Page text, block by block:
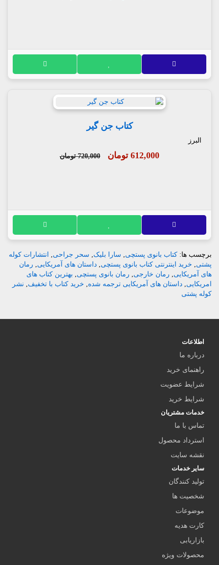
کتاب جن گیر
البرز
612,000 تومان 720,000 تومان
برچسب ها: کتاب بانوی پستچی, سارا بلیک, سحر جراحی,
انتشارات کوله
پشتی, خرید اینترنتی کتاب بانوی پستچی, داستان های آمریکایی, رمان
های آمریکایی, رمان خارجی, رمان بانوی پستچی, بهترین کتاب های
امریکایی, داستان های آمریکایی ترجمه شده, خرید کتاب با تخفیف, نشر
کوله پشتی
اطلاعات
درباره ما
راهنمای خرید
شرایط عضویت
شرایط خرید
خدمات مشتریان
تماس با ما
استرداد محصول
نقشه سایت
سایر خدمات
تولید کنندگان
شخصیت ها
موضوعات
کارت هدیه
بازاریابی
محصولات ویژه